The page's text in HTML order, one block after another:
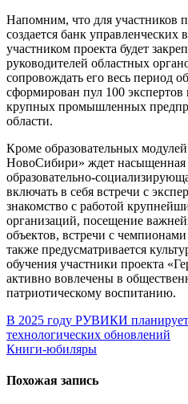
Напомним, что для участников
создается банк
участником проекта будет
руководителей областных
сопровождать его весь период
сформирован пул 100 экспертов
крупных промышленных
области.
Кроме образовательных
НовоСибири» ждет насыщенная
образовательно-
включать в себя встречи с
знакомство с работой
организаций, посещение
объектов, встречи с
также предусматривается
обучения участники проекта
активно вовлечены в
патриотическому воспитанию.
Навигация
по
В 2025 году РУВИКИ планирует
технологических обновлений
Книги-юбиляры
Похожая запись